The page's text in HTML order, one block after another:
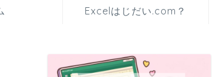
Excelはじだい.com？